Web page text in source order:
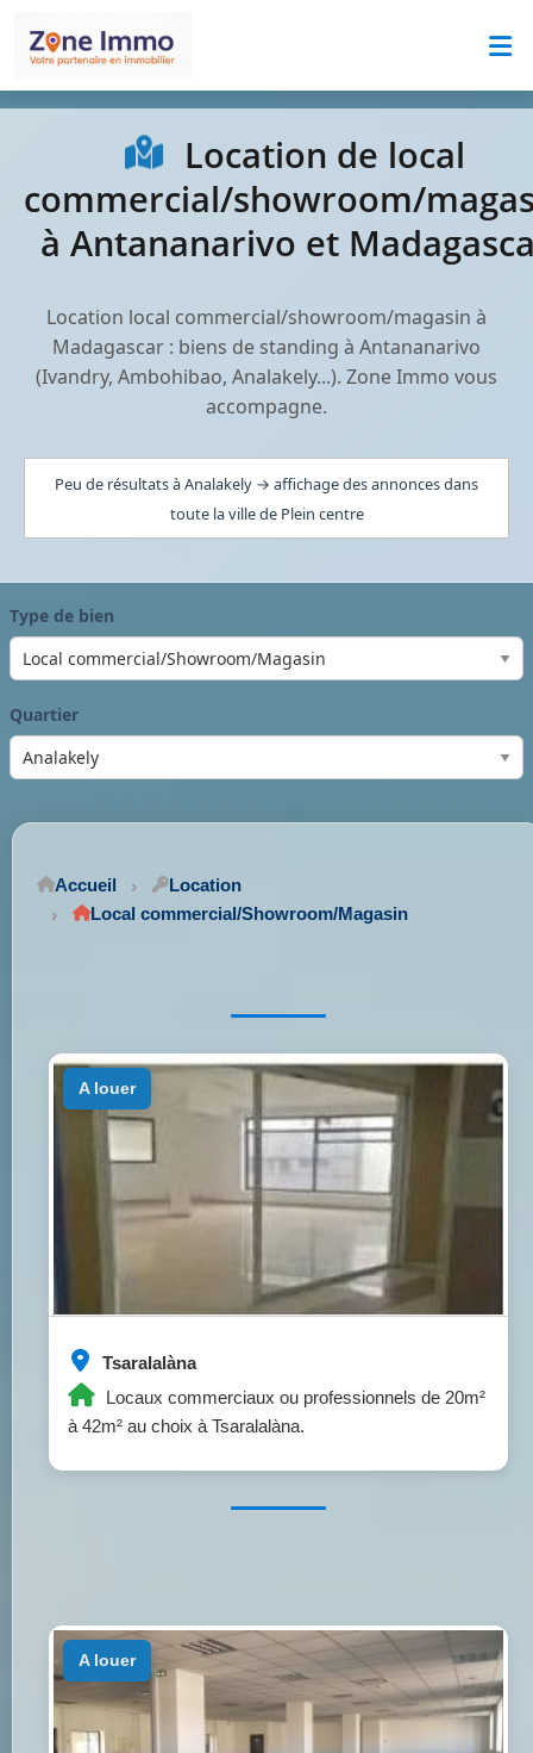
Location de local
commercial/showroom/
à Antananarivo et
Location local commercial/showroom/magasin à
Madagascar : biens de standing à Antananarivo
(Ivandry, Ambohibao, Analakely...). Zone Immo vous
accompagne.
Peu de résultats à Analakely → affichage des annonces dans
toute la ville de Plein centre
Type de bien
Quartier
Accueil
Location
Local commercial/Showroom/Magasin
Tsaralalàna
Locaux commerciaux ou professionnels de 20m²
à 42m² au choix à Tsaralalàna.
a louer
a louer